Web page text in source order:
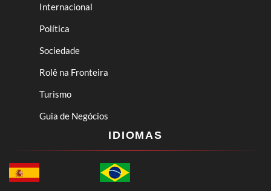
Internacional
Política
Sociedade
Rolê na Fronteira
Turismo
Guia de Negócios
IDIOMAS